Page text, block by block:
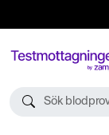
Sök